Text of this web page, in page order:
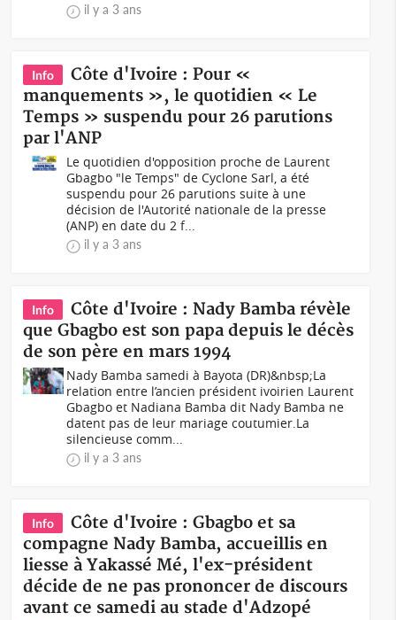
il y a 3 ans
Info
Côte d'Ivoire : Pour «
manquements », le quotidien « Le
Temps » suspendu pour 26 parutions
par l'ANP
Le quotidien d'opposition proche de Laurent
Gbagbo "le Temps" de Cyclone Sarl, a été
suspendu pour 26 parutions suite à une
décision de l'Autorité nationale de la presse
(ANP) en date du 2 f...
il y a 3 ans
Info
Côte d'Ivoire : Nady Bamba révèle
que Gbagbo est son papa depuis le décès
de son père en mars 1994
Nady Bamba samedi à Bayota (DR)&nbsp;La
relation entre l’ancien président ivoirien Laurent
Gbagbo et Nadiana Bamba dit Nady Bamba ne
datent pas de leur mariage coutumier.La
silencieuse comm...
il y a 3 ans
Info
Côte d'Ivoire : Gbagbo et sa
compagne Nady Bamba, accueillis en
liesse à Yakassé Mé, l'ex-président
décide de ne pas prononcer de discours
avant ce samedi au stade d'Adzopé